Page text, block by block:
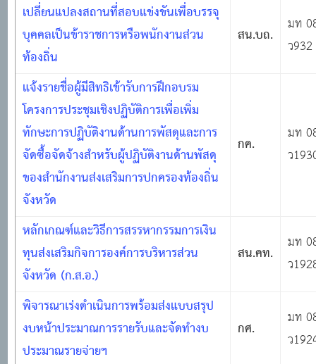
เปลี่ยนแปลงสถานที่สอบแข่งขันเพื่อบรรจุ
บุคคลเป็นข้าราชการหรือพนักงานส่วน
ท้องถิ่น
สน.บถ.
มท
ว932
แจ้งรายชื่อผู้มีสิทธิเข้ารับการฝึกอบรม
โครงการประชุมเชิงปฏิบัติการเพื่อเพิ่ม
ทักษะการปฏิบัติงานด้านการพัสดุและการ
จัดซื้อจัดจ้างสำหรับผู้ปฏิบัติงานด้านพัสดุ
ของสำนักงานส่งเสริมการปกครองท้องถิ่น
จังหวัด
กค.
มท
ว
หลักเกณฑ์และวิธีการสรรหากรรมการเงิน
ทุนส่งเสริมกิจการองค์การบริหารส่วน
จังหวัด (ก.ส.อ.)
สน.คท.
มท
ว
พิจารณาเร่งดำเนินการพร้อมส่งแบบสรุป
งบหน้าประมาณการรายรับและจัดทำงบ
ประมาณรายจ่ายฯ
กศ.
มท
ว